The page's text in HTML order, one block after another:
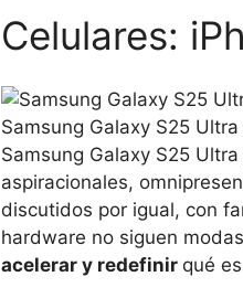
Celulares:
Samsung Galaxy S25
Samsung Galaxy S25
aspiracionales,
discutidos por igual, con
hardware no siguen
acelerar y redefinir qué